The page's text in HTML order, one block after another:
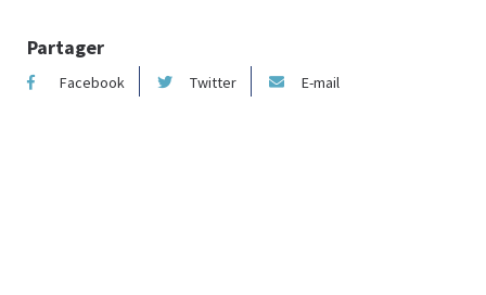
Partager
Facebook Twitter E-mail